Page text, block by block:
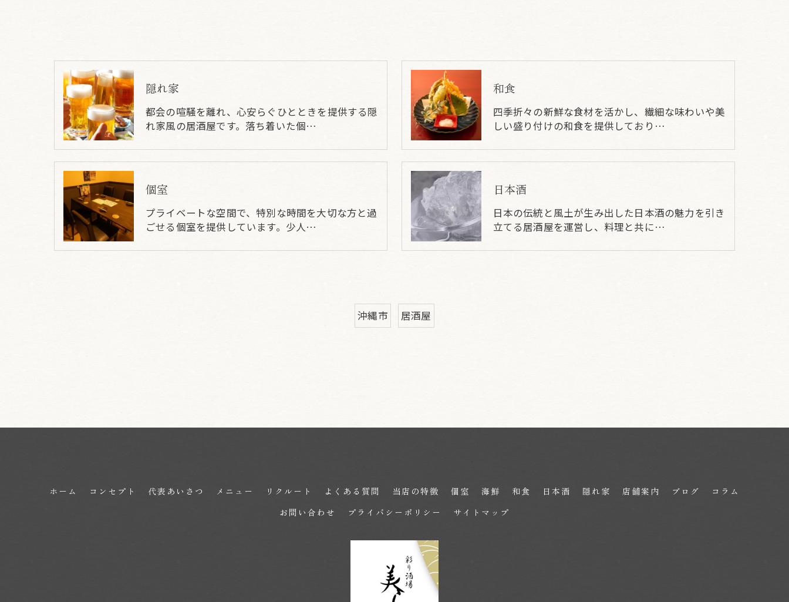
隠れ家
都会の喧騒を離れ、心安らぐひとときを提供する隠
れ家風の居酒屋です。落ち着いた個…
和食
四季折々の新鮮な食材を活かし、繊細な味わいや美
しい盛り付けの和食を提供しており…
個室
プライベートな空間で、特別な時間を大切な方と過
ごせる個室を提供しています。少人…
日本酒
日本の伝統と風土が生み出した日本酒の魅力を引き
立てる居酒屋を運営し、料理と共に…
沖縄市 居酒屋
ホーム コンセプト 代表あいさつ メニュー リクルート よくある質問 当店の特徴 個室 海鮮 和食 日本酒 隠れ家 店舗案内 ブログ
コラム
お問い合わせ
プライバシーポリシー サイトマップ